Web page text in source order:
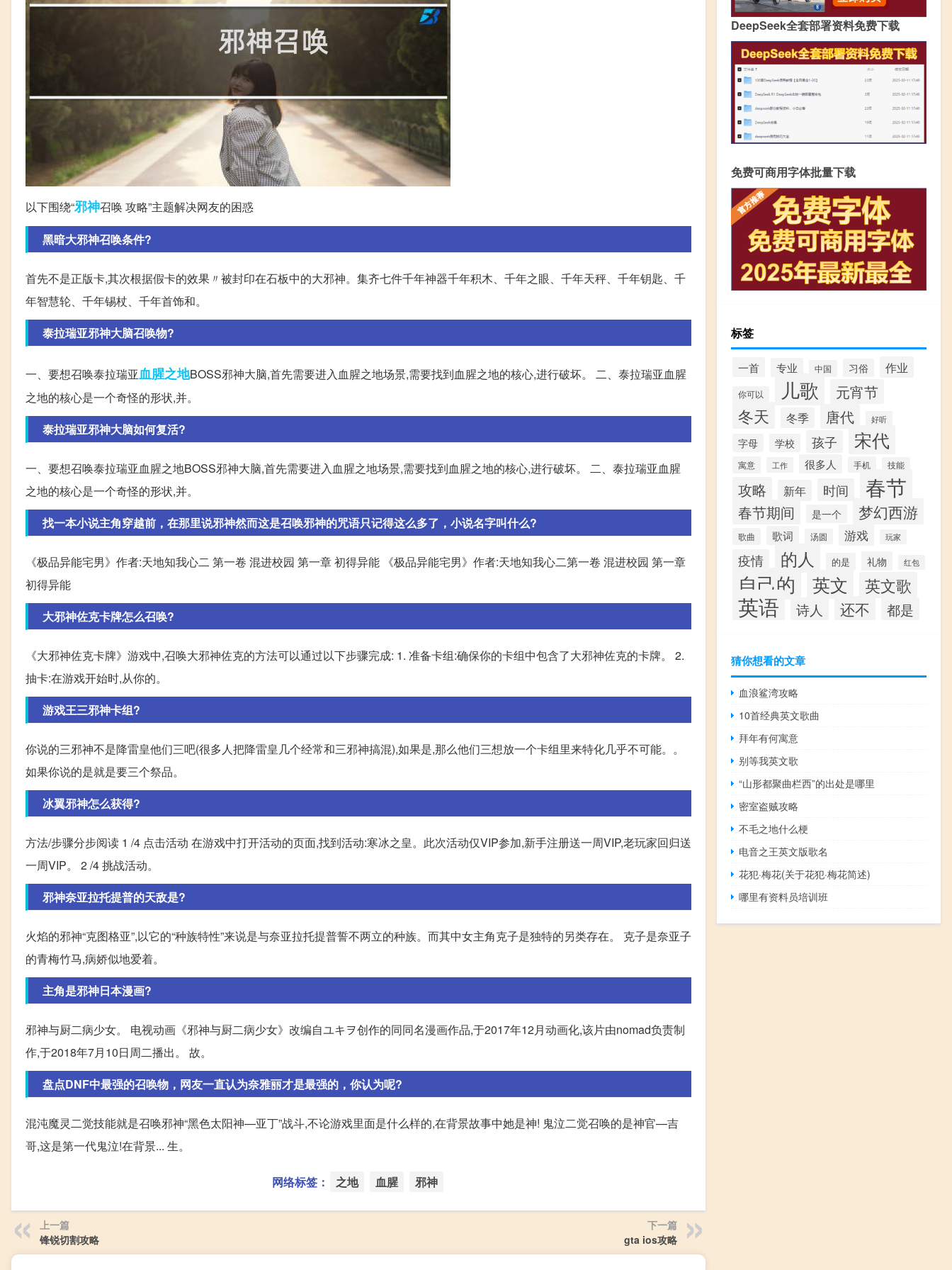
以下围绕“邪神召唤 攻略”主题解决网友的困惑
黑暗大邪神召唤条件?
首先不是正版卡,其次根据假卡的效果〃被封印在石板中的大邪神。集齐七件千年神器千年积木、千年之眼、千年天秤、千年钥匙、千
年智慧轮、千年锡杖、千年首饰和。
泰拉瑞亚邪神大脑召唤物?
一、要想召唤泰拉瑞亚血腥之地BOSS邪神大脑,首先需要进入血腥之地场景,需要找到血腥之地的核心,进行破坏。 二、泰拉瑞亚血腥
之地的核心是一个奇怪的形状,并。
泰拉瑞亚邪神大脑如何复活?
一、要想召唤泰拉瑞亚血腥之地BOSS邪神大脑,首先需要进入血腥之地场景,需要找到血腥之地的核心,进行破坏。 二、泰拉瑞亚血腥
之地的核心是一个奇怪的形状,并。
找一本小说主角穿越前，在那里说邪神然而这是召唤邪神的咒语只记得这么多了，小说名字叫什么?
《极品异能宅男》作者:天地知我心二 第一卷 混进校园 第一章 初得异能 《极品异能宅男》作者:天地知我心二第一卷 混进校园 第一章
初得异能
大邪神佐克卡牌怎么召唤?
《大邪神佐克卡牌》游戏中,召唤大邪神佐克的方法可以通过以下步骤完成: 1. 准备卡组:确保你的卡组中包含了大邪神佐克的卡牌。 2.
抽卡:在游戏开始时,从你的。
游戏王三邪神卡组?
你说的三邪神不是降雷皇他们三吧(很多人把降雷皇几个经常和三邪神搞混),如果是,那么他们三想放一个卡组里来特化几乎不可能。。
如果你说的是就是要三个祭品。
冰翼邪神怎么获得?
方法/步骤分步阅读 1 /4 点击活动 在游戏中打开活动的页面,找到活动:寒冰之皇。此次活动仅VIP参加,新手注册送一周VIP,老玩家回归送
一周VIP。 2 /4 挑战活动。
邪神奈亚拉托提普的天敌是?
火焰的邪神“克图格亚”,以它的“种族特性”来说是与奈亚拉托提普誓不两立的种族。而其中女主角克子是独特的另类存在。 克子是奈亚子
的青梅竹马,病娇似地爱着。
主角是邪神日本漫画?
邪神与厨二病少女。 电视动画《邪神与厨二病少女》改编自ユキヲ创作的同同名漫画作品,于2017年12月动画化,该片由nomad负责制
作,于2018年7月10日周二播出。 故。
盘点DNF中最强的召唤物，网友一直认为奈雅丽才是最强的，你认为呢?
混沌魔灵二觉技能就是召唤邪神“黑色太阳神—亚丁”战斗,不论游戏里面是什么样的,在背景故事中她是神! 鬼泣二觉召唤的是神官—吉
哥,这是第一代鬼泣!在背景... 生。
网络标签： 之地 血腥 邪神
上一篇
锋锐切割攻略
下一篇
gta ios攻略
DeepSeek全套部署资料免费下载
免费可商用字体批量下载
标签
一首 专业 中国 习俗 作业
你可以 儿歌 元宵节
冬天 冬季 唐代 好听
字母 学校 孩子 宋代
寓意 工作 很多人 手机 技能
攻略 新年 时间 春节
春节期间 是一个 梦幻西游
歌曲 歌词 汤圆 游戏 玩家
疫情 的人 的是 礼物 红包
自己的 英文 英文歌
英语 诗人 还不 都是
猜你想看的文章
血浪鲨湾攻略
10首经典英文歌曲
拜年有何寓意
别等我英文歌
“山形都聚曲栏西”的出处是哪里
密室盗贼攻略
不毛之地什么梗
电音之王英文版歌名
花犯·梅花(关于花犯·梅花简述)
哪里有资料员培训班